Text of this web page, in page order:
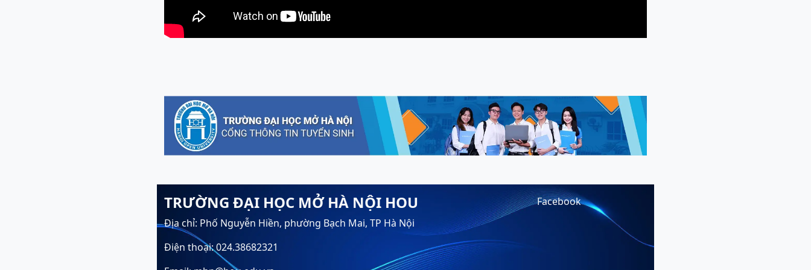
TRƯỜNG ĐẠI HỌC MỞ HÀ NỘI HOU
Địa chỉ: Phố Nguyễn Hiền, phường Bạch Mai, TP Hà Nội
Điện thoại: 024.38682321
Facebook